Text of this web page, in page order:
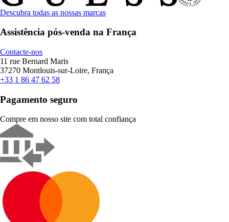
Descubra todas as nossas marcas
Assistência pós-venda na França
Contacte-nos
11 rue Bernard Maris
37270 Montlouis-sur-Loire, França
+33 1 86 47 62 58
Pagamento seguro
Compre em nosso site com total confiança